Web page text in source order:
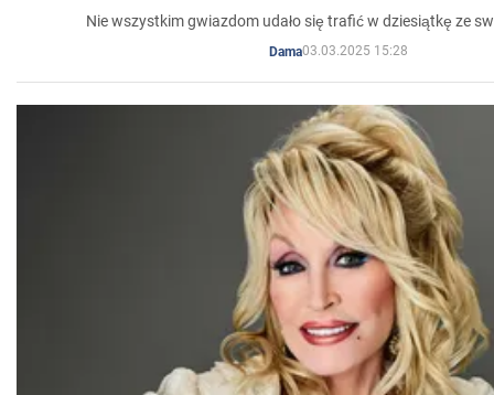
Nie wszystkim gwiazdom udało się trafić w dziesiątkę ze
Dama03.03.2025 15:28